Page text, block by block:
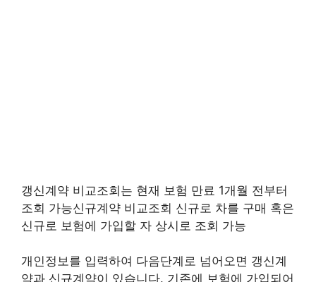
갱신계약 비교조회는 현재 보험 만료 1개월 전부터
조회 가능신규계약 비교조회 신규로 차를 구매 혹은
신규로 보험에 가입할 자 상시로 조회 가능
개인정보를 입력하여 다음단계로 넘어오면 갱신계
약과 신규계약이 있습니다. 기존에 보험에 가입되어